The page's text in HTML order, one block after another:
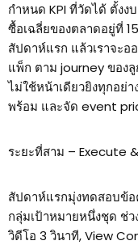
กำหนด KPI ที่วัดได้ ตั้งง
ซื้อเฉลี่ยของตลาดอยู่ที่
สัปดาห์แรก แล้วเราจะ
แพ็ก ตาม journey ของ
ไม่ใช้หน้าเดียวยิงทุกอย่
พร้อม และจัด event
ระยะที่สาม – Execute
สัปดาห์แรกมุ่งทดสอบข้อ
กลุ่มเป้าหมายหนึ่งชุด ช่
วิดีโอ 3 วินาที, View